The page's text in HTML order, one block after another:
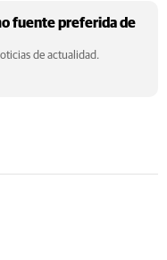
fuente preferida de
de actualidad.